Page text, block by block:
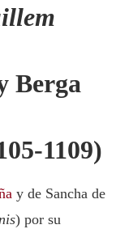
Berga
1109)
y de Sancha de
) por su